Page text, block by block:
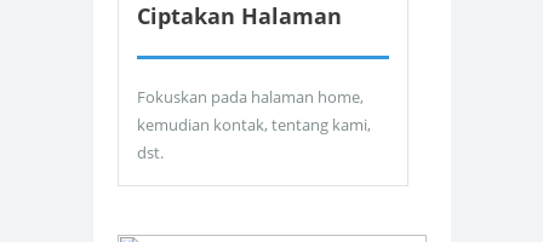
Ciptakan Halaman
Fokuskan pada halaman home,
kemudian kontak, tentang kami,
dst.